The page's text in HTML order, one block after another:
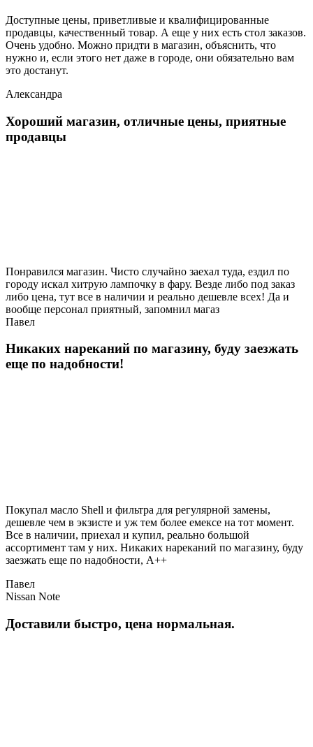
Доступные цены, приветливые и квалифицированные
продавцы, качественный товар. А еще у них есть стол заказов.
Очень удобно. Можно придти в магазин, объяснить, что
нужно и, если этого нет даже в городе, они обязательно вам
это достанут.
Александра
Хороший магазин, отличные цены, приятные
продавцы
Понравился магазин. Чисто случайно заехал туда, ездил по
городу искал хитрую лампочку в фару. Везде либо под заказ
либо цена, тут все в наличии и реально дешевле всех! Да и
вообще персонал приятный, запомнил магаз
Павел
Никаких нареканий по магазину, буду заезжать
еще по надобности!
Покупал масло Shell и фильтра для регулярной замены,
дешевле чем в экзисте и уж тем более емексе на тот момент.
Все в наличии, приехал и купил, реально большой
ассортимент там у них. Никаких нареканий по магазину, буду
заезжать еще по надобности, A++
Павел
Nissan Note
Доставили быстро, цена нормальная.